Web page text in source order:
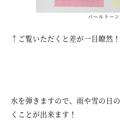
パールトー
↑ご覧いただくと差が一目瞭然！
水を弾きますので、雨や雪の日
くことが出来ます！